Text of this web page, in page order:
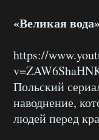
«Великая
https://
Польский
наводнение,
людей перед